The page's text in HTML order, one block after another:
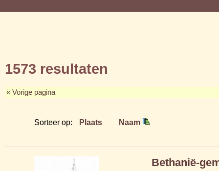
1573 resultaten
« Vorige pagina
Sorteer op: Plaats Naam
Bethanië-